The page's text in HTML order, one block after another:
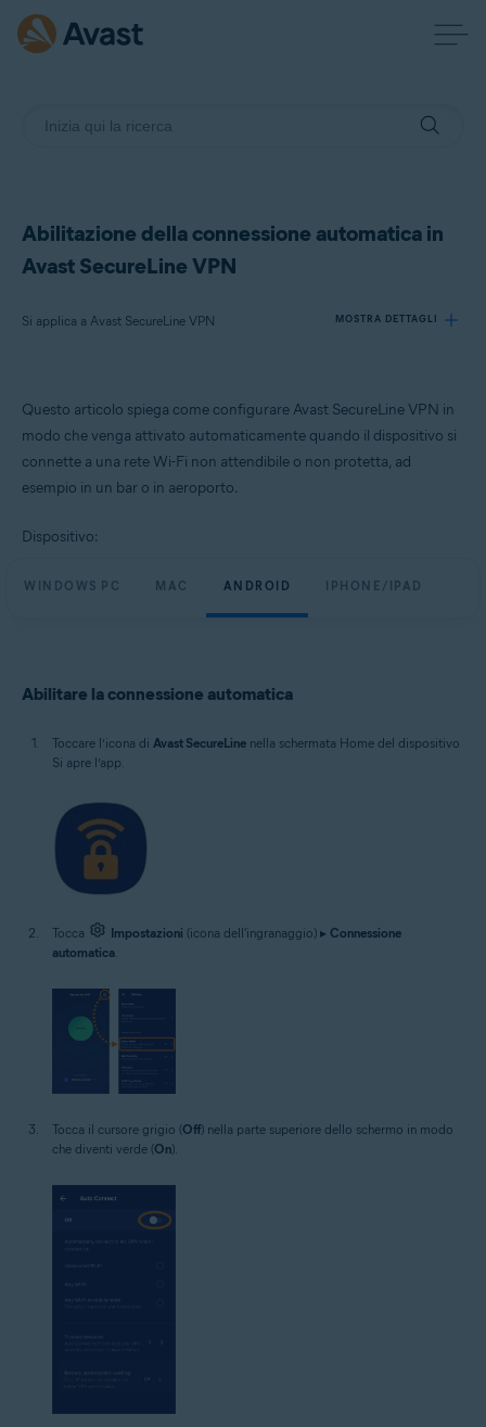
Abilitazione della connessione automatica in
Avast SecureLine VPN
Si applica a Avast SecureLine VPN MOSTRA DETTAGLI
Prodotti:
Avast SecureLine VPN
Questo articolo spiega come configurare Avast SecureLine VPN in
modo che venga attivato automaticamente quando il dispositivo si
connette a una rete Wi-Fi non attendibile o non protetta, ad
esempio in un bar o in aeroporto.
Dispositivo:
WINDOWS PC MAC ANDROID IPHONE/IPAD
Abilitare la connessione automatica
Toccare l’icona di Avast SecureLine nella schermata Home del dispositivo
Si apre l’app.
Tocca Impostazioni (icona dell'ingranaggio) ▸ Connessione
automatica.
Tocca il cursore grigio (Off) nella parte superiore dello schermo in modo
che diventi verde (On).